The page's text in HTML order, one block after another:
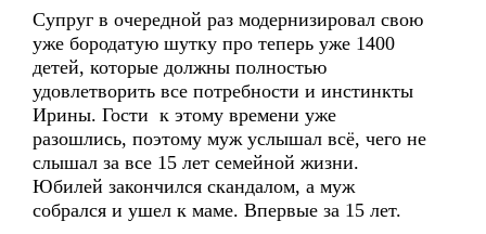
Супруг в очередной раз модернизировал свою
уже бородатую шутку про теперь уже 1400
детей, которые должны полностью
удовлетворить все потребности и инстинкты
Ирины. Гости к этому времени уже
разошлись, поэтому муж услышал всё, чего не
слышал за все 15 лет семейной жизни.
Юбилей закончился скандалом, а муж
собрался и ушел к маме. Впервые за 15 лет.